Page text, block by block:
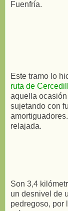
Fuenfría.
Este tramo lo
ruta de
aquella
sujetando con
relajada.
Son 3,4
un desnivel de
pedregoso, por